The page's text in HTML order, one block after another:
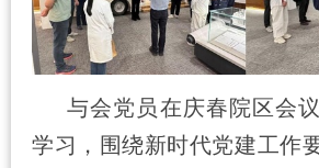
与会党员在庆春院区会
学习 ， 围绕新时代党建工作